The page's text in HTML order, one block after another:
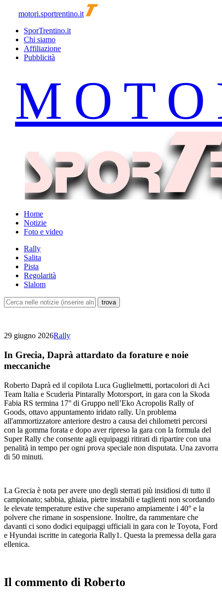
motori.sportrentino.it
SporTrentino.it
Chi siamo
Affiliazione
Pubblicità
Home
Notizie
Foto e video
Rally
Salita
Pista
Regolarità
Slalom
29 giugno 2026Rally
In Grecia, Daprà attardato da forature e noie
meccaniche
Roberto Daprà ed il copilota Luca Guglielmetti, portacolori di Aci
Team Italia e Scuderia Pintarally Motorsport, in gara con la Skoda
Fabia RS termina 17° di Gruppo nell’Eko Acropolis Rally of
Goods, ottavo appuntamento iridato rally. Un problema
all'ammortizzatore anteriore destro a causa dei chilometri percorsi
con la gomma forata e dopo aver ripreso la gara con la formula del
Super Rally che consente agli equipaggi ritirati di ripartire con una
penalità in tempo per ogni prova speciale non disputata. Una zavorra
di 50 minuti.
La Grecia è nota per avere uno degli sterrati più insidiosi di tutto il
campionato; sabbia, ghiaia, pietre instabili e taglienti non scordando
le elevate temperature estive che superano ampiamente i 40° e la
polvere che rimane in sospensione. Inoltre, da rammentare che
davanti ci sono dodici equipaggi ufficiali in gara con le Toyota, Ford
e Hyundai iscritte in categoria Rally1. Questa la premessa della gara
ellenica.
Il commento di Roberto